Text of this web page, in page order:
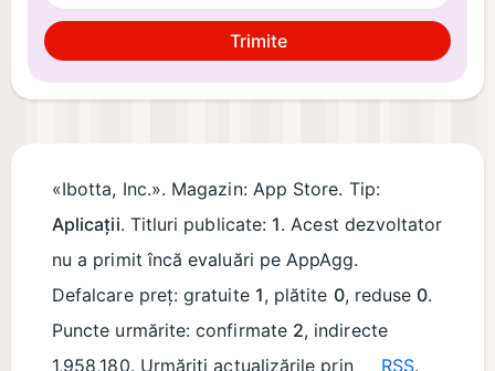
Trimite
«Ibotta, Inc.». Magazin: App Store. Tip:
Aplicații. Titluri publicate: 1. Acest dezvoltator
nu a primit încă evaluări pe AppAgg.
Defalcare preț: gratuite 1, plătite 0, reduse 0.
Puncte urmărite: confirmate 2, indirecte
1,958,180. Urmăriți actualizările prin
RSS.